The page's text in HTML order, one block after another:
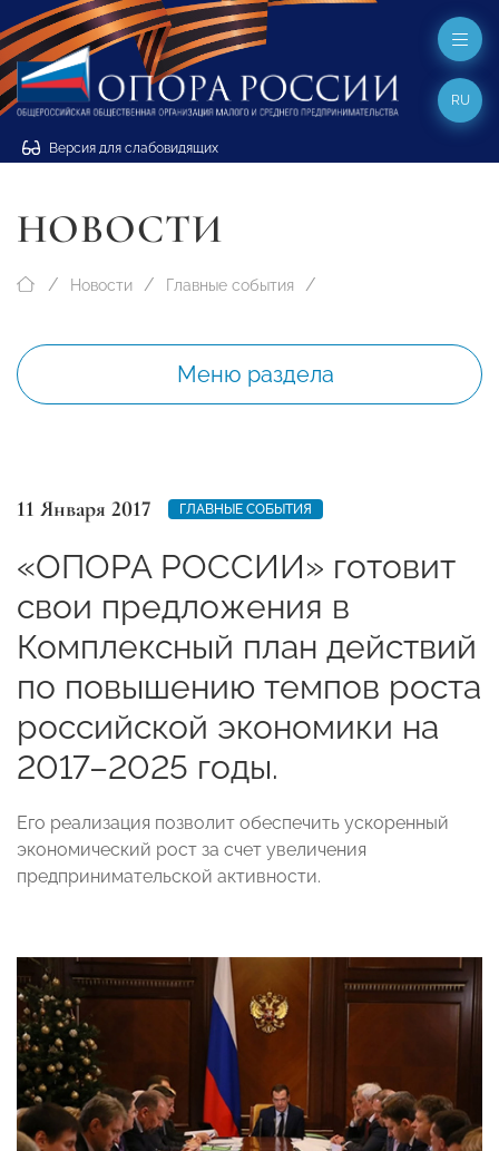
Версия для слабовидящих
RU
НОВОСТИ
Новости Главные события
Меню раздела
11 Января 2017 ГЛАВНЫЕ СОБЫТИЯ
«ОПОРА РОССИИ» готовит
свои предложения в
Комплексный план действий
по повышению темпов роста
российской экономики на
2017–2025 годы.
Его реализация позволит обеспечить ускоренный
экономический рост за счет увеличения
предпринимательской активности.